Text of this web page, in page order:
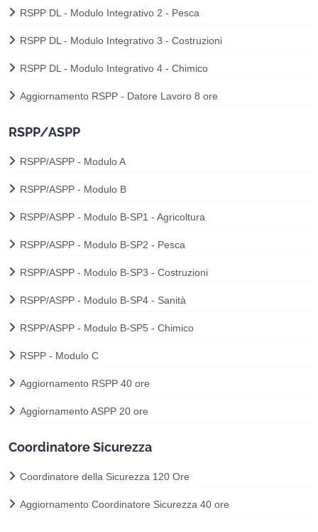
RSPP DL - Modulo Integrativo 2 - Pesca
RSPP DL - Modulo Integrativo 3 - Costruzioni
RSPP DL - Modulo Integrativo 4 - Chimico
Aggiornamento RSPP - Datore Lavoro 8 ore
RSPP/ASPP
RSPP/ASPP - Modulo A
RSPP/ASPP - Modulo B
RSPP/ASPP - Modulo B-SP1 - Agricoltura
RSPP/ASPP - Modulo B-SP2 - Pesca
RSPP/ASPP - Modulo B-SP3 - Costruzioni
RSPP/ASPP - Modulo B-SP4 - Sanità
RSPP/ASPP - Modulo B-SP5 - Chimico
RSPP - Modulo C
Aggiornamento RSPP 40 ore
Aggiornamento ASPP 20 ore
Coordinatore Sicurezza
Coordinatore della Sicurezza 120 Ore
Aggiornamento Coordinatore Sicurezza 40 ore